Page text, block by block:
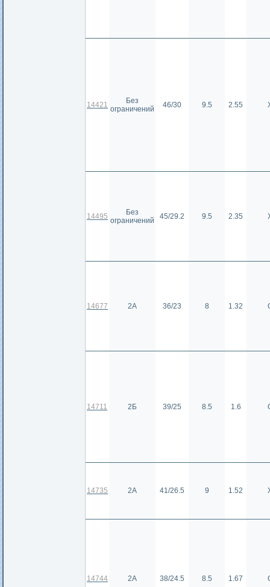
14421
Без
ограничений
46/30 9.5 2.55
14495
Без
ограничений
45/29.2 9.5 2.35
14677 2А 36/23 8 1.32
14711 2Б 39/25 8.5 1.6
14735 2А 41/26.5 9 1.52
14744 2А 38/24.5 8.5 1.67